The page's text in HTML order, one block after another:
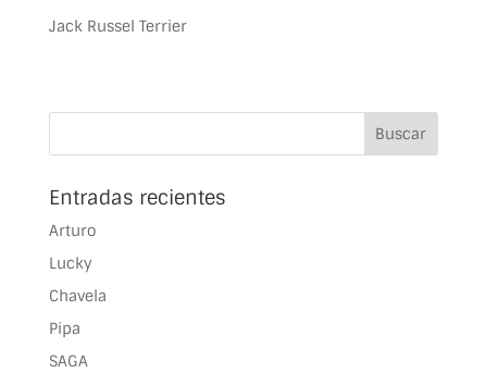
Jack Russel Terrier
Entradas recientes
Arturo
Lucky
Chavela
Pipa
SAGA